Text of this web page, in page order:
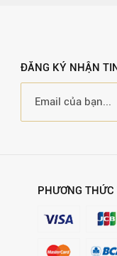
ĐĂNG KÝ NHẬN
PHƯƠNG